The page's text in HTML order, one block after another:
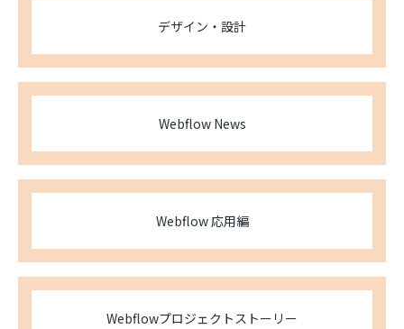
デザイン・設計
Webflow News
Webflow 応用編
Webflowプロジェクトストーリー